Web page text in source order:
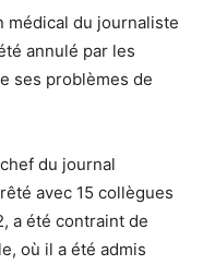
médical du journaliste
annulé par les
ses problèmes de
du journal
avec 15 collègues
a été contraint de
où il a été admis